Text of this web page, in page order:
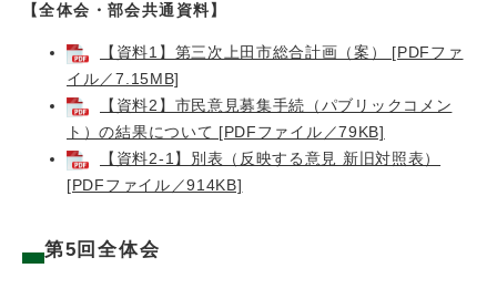
【全体会・部会共通資料】
【資料1】第三次上田市総合計画（案） [PDFファ
イル／7.15MB]
【資料2】市民意見募集手続（パブリックコメン
ト）の結果について [PDFファイル／79KB]
【資料2-1】別表（反映する意見 新旧対照表）
[PDFファイル／914KB]
第5回全体会